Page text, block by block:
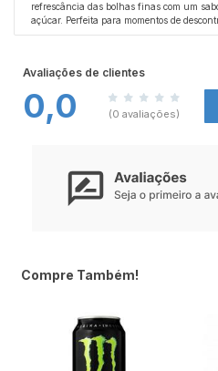
refrescância das bolhas finas com um
açúcar. Perfeita para momentos de
refeições, oferece leveza e prazer em cada
Avaliações de clientes
0,0 (0 avaliações)
Compre Também!